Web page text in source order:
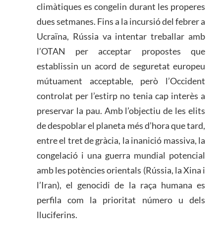
climàtiques es congelin durant les properes
dues setmanes. Fins a la incursió del febrer a
Ucraïna, Rússia va intentar treballar amb
l’OTAN per acceptar propostes que
establissin un acord de seguretat europeu
mútuament acceptable, però l’Occident
controlat per l’estirp no tenia cap interès a
preservar la pau. Amb l’objectiu de les elits
de despoblar el planeta més d’hora que tard,
entre el tret de gràcia, la inanició massiva, la
congelació i una guerra mundial potencial
amb les potències orientals (Rússia, la Xina i
l’Iran), el genocidi de la raça humana es
perfila com la prioritat número u dels
lluciferins.